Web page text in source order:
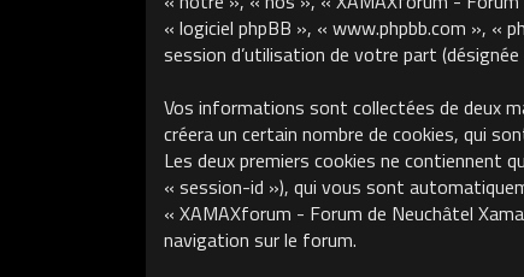
« logiciel phpBB », « www.phpbb.com », «
session d’utilisation de votre part
Vos informations sont collectées de deux
créera un certain nombre de cookies, qui
Les deux premiers cookies ne contiennent
« session-id »), qui vous sont
« XAMAXforum - Forum de Neuchâtel
navigation sur le forum.